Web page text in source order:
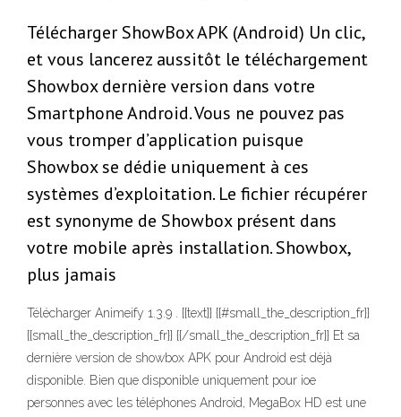
Télécharger ShowBox APK (Android) Un clic,
et vous lancerez aussitôt le téléchargement
Showbox dernière version dans votre
Smartphone Android. Vous ne pouvez pas
vous tromper d’application puisque
Showbox se dédie uniquement à ces
systèmes d’exploitation. Le fichier récupérer
est synonyme de Showbox présent dans
votre mobile après installation. Showbox,
plus jamais
Télécharger Animeify 1.3.9 . {{text}} {{#small_the_description_fr}}
{{small_the_description_fr}} {{/small_the_description_fr}} Et sa
dernière version de showbox APK pour Android est déjà
disponible. Bien que disponible uniquement pour ioe
personnes avec les téléphones Android, MegaBox HD est une